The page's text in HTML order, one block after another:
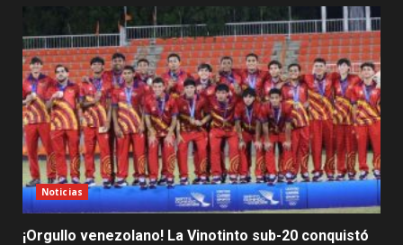
Noticias
¡Orgullo venezolano! La Vinotinto sub-20 conquistó